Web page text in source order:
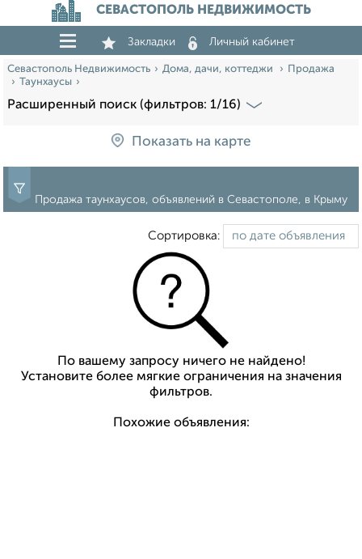
СЕВАСТОПОЛЬ НЕДВИЖИМОСТЬ
Закладки Личный кабинет
Севастополь Недвижимость Дома, дачи, коттеджи
Продажа
Таунхаусы
Расширенный поиск (фильтров: 1/16)
Показать на карте
Продажа таунхаусов, объявлений в Севастополе, в Крыму
Сортировка:
По вашему запросу ничего не найдено!
Установите более мягкие ограничения на значения
фильтров.
Похожие объявления: